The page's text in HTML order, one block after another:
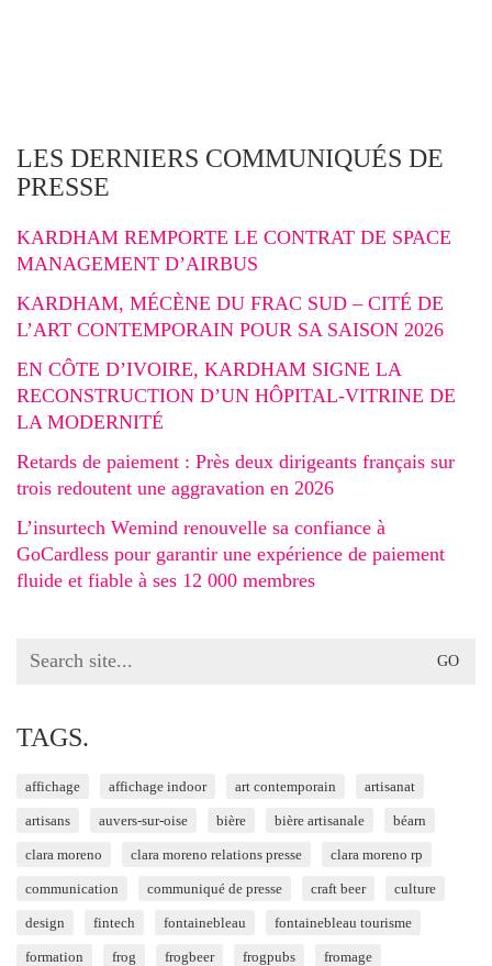
LES DERNIERS COMMUNIQUÉS DE
PRESSE
KARDHAM REMPORTE LE CONTRAT DE SPACE
MANAGEMENT D’AIRBUS
KARDHAM, MÉCÈNE DU FRAC SUD – CITÉ DE
L’ART CONTEMPORAIN POUR SA SAISON 2026
EN CÔTE D’IVOIRE, KARDHAM SIGNE LA
RECONSTRUCTION D’UN HÔPITAL-VITRINE DE
LA MODERNITÉ
Retards de paiement : Près deux dirigeants français sur
trois redoutent une aggravation en 2026
L’insurtech Wemind renouvelle sa confiance à
GoCardless pour garantir une expérience de paiement
fluide et fiable à ses 12 000 membres
Search
TAGS.
affichage affichage indoor art contemporain artisanat
artisans auvers-sur-oise bière bière artisanale béarn
clara moreno clara moreno relations presse clara moreno rp
communication communiqué de presse craft beer culture
design fintech fontainebleau fontainebleau tourisme
formation frog frogbeer frogpubs fromage